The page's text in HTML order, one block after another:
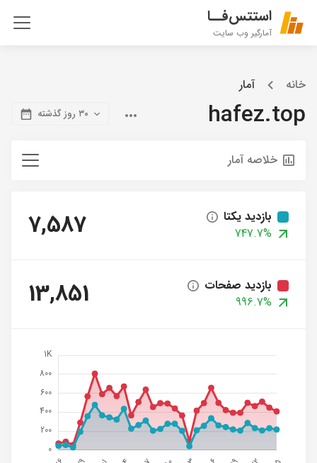
استتس‌فــا
آمارگیر وب سایت
خانه آمار
hafez.top ۳۰ روز گذشته
خلاصه آمار
بازدید یکتا
747.7%
7,587
بازدید صفحات
996.7%
13,851